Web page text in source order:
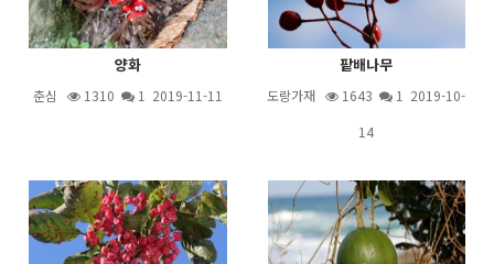
양화
춘심 1310 1 2019-11-11
팥배나무
도랑가재 1643 1 2019-10-
14